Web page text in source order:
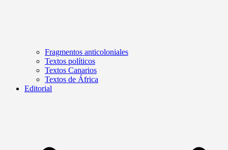
Fragmentos anticoloniales
Textos políticos
Textos Canarios
Textos de África
Editorial